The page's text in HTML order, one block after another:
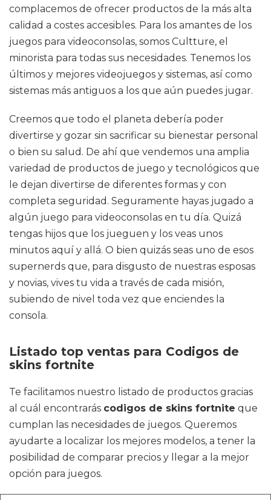
complacemos de ofrecer productos de la más alta
calidad a costes accesibles. Para los amantes de los
juegos para videoconsolas, somos Cultture, el
minorista para todas sus necesidades. Tenemos los
últimos y mejores videojuegos y sistemas, así como
sistemas más antiguos a los que aún puedes jugar.
Creemos que todo el planeta debería poder
divertirse y gozar sin sacrificar su bienestar personal
o bien su salud. De ahí que vendemos una amplia
variedad de productos de juego y tecnológicos que
le dejan divertirse de diferentes formas y con
completa seguridad. Seguramente hayas jugado a
algún juego para videoconsolas en tu día. Quizá
tengas hijos que los jueguen y los veas unos
minutos aquí y allá. O bien quizás seas uno de esos
supernerds que, para disgusto de nuestras esposas
y novias, vives tu vida a través de cada misión,
subiendo de nivel toda vez que enciendes la
consola.
Listado top ventas para Codigos de
skins fortnite
Te facilitamos nuestro listado de productos gracias
al cuál encontrarás codigos de skins fortnite que
cumplan las necesidades de juegos. Queremos
ayudarte a localizar los mejores modelos, a tener la
posibilidad de comparar precios y llegar a la mejor
opción para juegos.